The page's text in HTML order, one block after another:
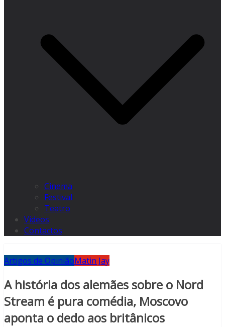
Cinema
Festival
Teatro
Videos
Contactos
Artigos de OpiniãoMatin Jay
A história dos alemães sobre o Nord
Stream é pura comédia, Moscovo
aponta o dedo aos britânicos